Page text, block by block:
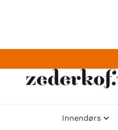
Innendørs